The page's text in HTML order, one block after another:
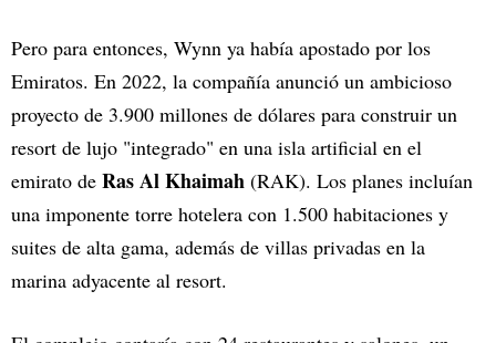
Pero para entonces, Wynn ya había apostado por los
Emiratos. En 2022, la compañía anunció un ambicioso
proyecto de 3.900 millones de dólares para construir un
resort de lujo "integrado" en una isla artificial en el
emirato de Ras Al Khaimah (RAK). Los planes incluían
una imponente torre hotelera con 1.500 habitaciones y
suites de alta gama, además de villas privadas en la
marina adyacente al resort.